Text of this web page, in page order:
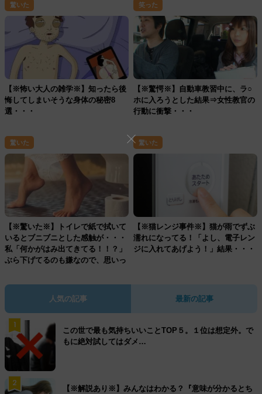
驚いた
【※怖い大人の雑学※】知ったら後
悔してしまいそうな身体の秘密8
選・・・
笑った
【※驚愕※】自動車教習中に、ラ○
ホに入ろうとした結果⇒女性教官の
行動に衝撃・・・
驚いた
【※驚いた※】トイレで紙で拭いて
いるとブニブニとした感触が・・・
私「何かがはみ出てきてる！！？」
ぶら下げてるのも嫌なので、思いっ
驚いた
【※猫レンジ事件※】猫が雨でずぶ
濡れになってる！「よし、電子レン
ジに入れてあげよう！」結果・・・
人気の記事 最新の記事
1
この世で最も気持ちいいことTOP５。１位は想定外。で
もに絶対試してはダメ…
2
【※解説あり※】みんなはわかる？『意味が分かるとち